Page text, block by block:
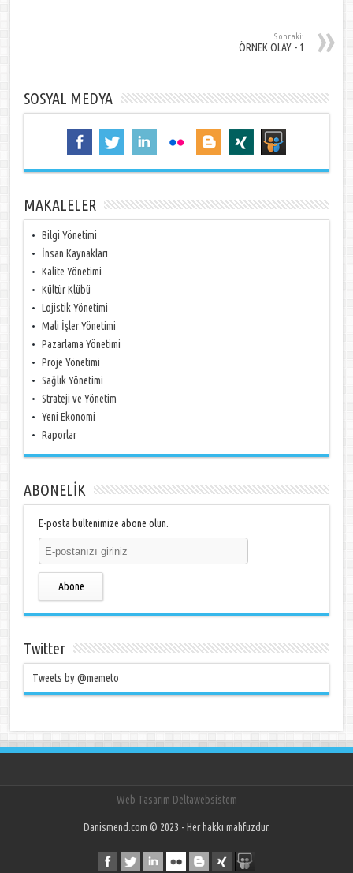
Sonraki:
ÖRNEK OLAY - 1
SOSYAL MEDYA
MAKALELER
Bilgi Yönetimi
İnsan Kaynakları
Kalite Yönetimi
Kültür Klübü
Lojistik Yönetimi
Mali İşler Yönetimi
Pazarlama Yönetimi
Proje Yönetimi
Sağlık Yönetimi
Strateji ve Yönetim
Yeni Ekonomi
Raporlar
ABONELİK
E-posta bültenimize abone olun.
Abone
Twitter
Tweets by @memeto
Web Tasarım Deltawebsistem
Danismend.com © 2023 - Her hakkı mahfuzdur.